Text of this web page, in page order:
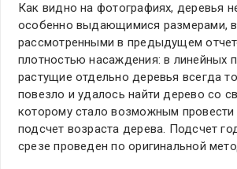
Как видно на фотографиях, деревья
особенно выдающимися размерами, в
рассмотренными в предыдущем
плотностью насаждения: в линейных
растущие отдельно деревья всегда
повезло и удалось найти дерево со
которому стало возможным
подсчет возраста дерева. Подсчет
срезе проведен по оригинальной